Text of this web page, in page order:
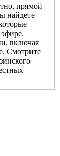
прямой
найдете
включая
Смотрите